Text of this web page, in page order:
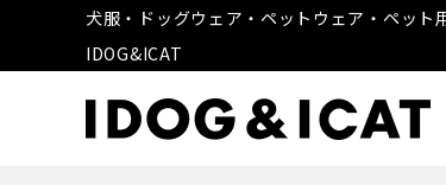
犬服・ドッグウェア・ペットウェア・ペット
IDOG&ICAT